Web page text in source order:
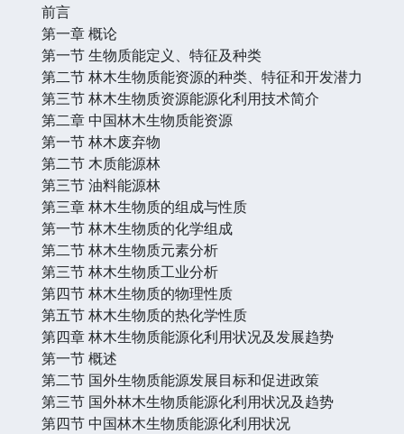
前言
第一章 概论
第一节 生物质能定义、特征及种类
第二节 林木生物质能资源的种类、特征和开发潜力
第三节 林木生物质资源能源化利用技术简介
第二章 中国林木生物质能资源
第一节 林木废弃物
第二节 木质能源林
第三节 油料能源林
第三章 林木生物质的组成与性质
第一节 林木生物质的化学组成
第二节 林木生物质元素分析
第三节 林木生物质工业分析
第四节 林木生物质的物理性质
第五节 林木生物质的热化学性质
第四章 林木生物质能源化利用状况及发展趋势
第一节 概述
第二节 国外生物质能源发展目标和促进政策
第三节 国外林木生物质能源化利用状况及趋势
第四节 中国林木生物质能源化利用状况